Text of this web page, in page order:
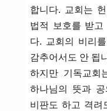
합니다. 교회는
법적 보호를 받고
다. 교회의 비리
감추어서도 안 됩
하지만 기독교회
하나님의 뜻과
비판도 하고 격려